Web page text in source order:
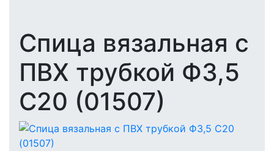
Спица вязальная с
ПВХ трубкой Ф3,5
С20 (01507)